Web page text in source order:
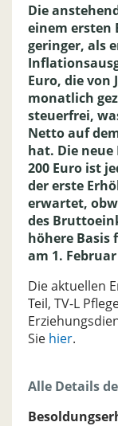
Die
einem ersten
geringer, als
Euro, die von
monatlich
steuerfrei,
Netto auf
hat. Die neue
200 Euro ist
der erste
erwartet,
des
höhere Basis
am 1.
Die aktuellen
Teil, TV-L
Sie hier.
Alle Details